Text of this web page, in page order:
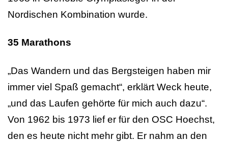
Nordischen Kombination wurde.
35 Marathons
„Das Wandern und das Bergsteigen haben mir
immer viel Spaß gemacht“, erklärt Weck heute,
„und das Laufen gehörte für mich auch dazu“.
Von 1962 bis 1973 lief er für den OSC Hoechst,
den es heute nicht mehr gibt. Er nahm an den